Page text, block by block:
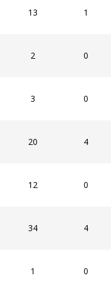
13 1
2 0
3 0
20 4
12 0
34 4
1 0